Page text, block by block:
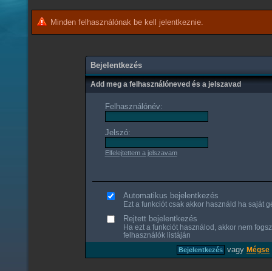
Minden felhasználónak be kell jelentkeznie.
Bejelentkezés
Add meg a felhasználóneved és a jelszavad
Felhasználónév:
Jelszó:
Elfelejtettem a jelszavam
Automatikus bejelentkezés
Ezt a funkciót csak akkor használd ha saját
Rejtett bejelentkezés
Ha ezt a funkciót használod, akkor nem
felhasználók listáján
vagy Mégse